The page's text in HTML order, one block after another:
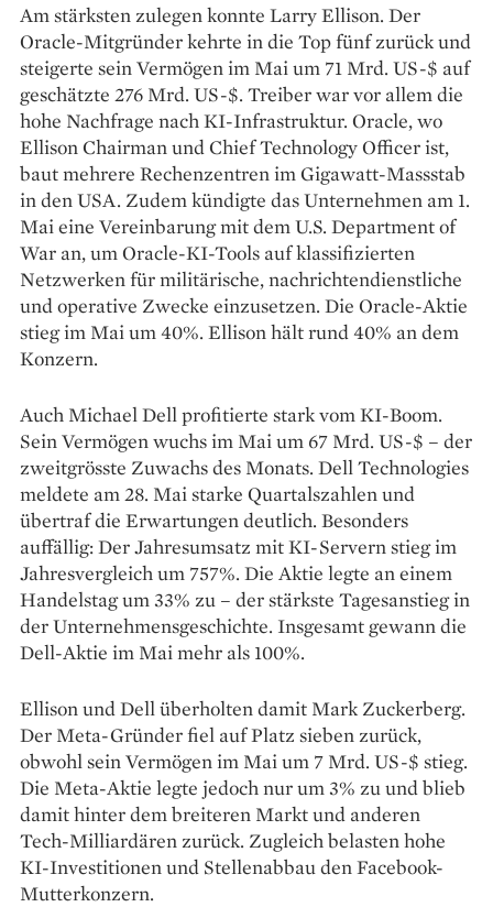
Am stärksten zulegen konnte Larry Ellison. Der
Oracle-Mitgründer kehrte in die Top fünf zurück und
steigerte sein Vermögen im Mai um 71 Mrd. US-$ auf
geschätzte 276 Mrd. US-$. Treiber war vor allem die
hohe Nachfrage nach KI-Infrastruktur. Oracle, wo
Ellison Chairman und Chief Technology Officer ist,
baut mehrere Rechenzentren im Gigawatt-Massstab
in den USA. Zudem kündigte das Unternehmen am 1.
Mai eine Vereinbarung mit dem U.S. Department of
War an, um Oracle-KI-Tools auf klassifizierten
Netzwerken für militärische, nachrichtendienstliche
und operative Zwecke einzusetzen. Die Oracle-Aktie
stieg im Mai um 40%. Ellison hält rund 40% an dem
Konzern.
Auch Michael Dell profitierte stark vom KI-Boom.
Sein Vermögen wuchs im Mai um 67 Mrd. US-$ – der
zweitgrösste Zuwachs des Monats. Dell Technologies
meldete am 28. Mai starke Quartalszahlen und
übertraf die Erwartungen deutlich. Besonders
auffällig: Der Jahresumsatz mit KI-Servern stieg im
Jahresvergleich um 757%. Die Aktie legte an einem
Handelstag um 33% zu – der stärkste Tagesanstieg in
der Unternehmensgeschichte. Insgesamt gewann die
Dell-Aktie im Mai mehr als 100%.
Ellison und Dell überholten damit Mark Zuckerberg.
Der Meta-Gründer fiel auf Platz sieben zurück,
obwohl sein Vermögen im Mai um 7 Mrd. US-$ stieg.
Die Meta-Aktie legte jedoch nur um 3% zu und blieb
damit hinter dem breiteren Markt und anderen
Tech-Milliardären zurück. Zugleich belasten hohe
KI-Investitionen und Stellenabbau den Facebook-
Mutterkonzern.